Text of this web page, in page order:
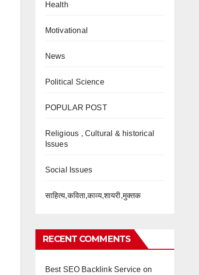
Health
Motivational
News
Political Science
POPULAR POST
Religious , Cultural & historical
Issues
Social Issues
साहित्य,कविता,काव्य,शायरी,मुक्तक
RECENT COMMENTS
Best SEO Backlink Service on